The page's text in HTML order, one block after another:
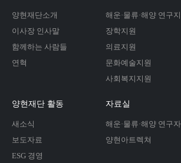
양현재단소개
이사장 인사말
함께하는 사람들
연혁
해운·물류·해양 연구
장학지원
의료지원
문화예술지원
사회복지지원
양현재단 활동
새소식
보도자료
ESG 경영
자료실
해운·물류·해양 연구
양현아트렉쳐